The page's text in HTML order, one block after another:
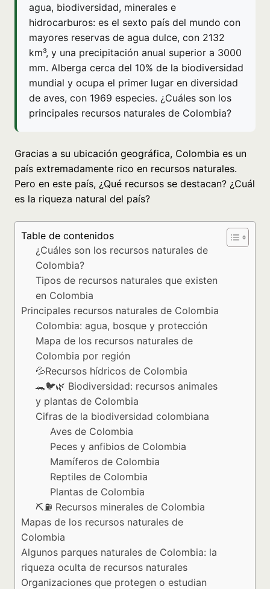
agua, biodiversidad, minerales e
hidrocarburos: es el sexto país del mundo con
mayores reservas de agua dulce, con 2132
km³, y una precipitación anual superior a 3000
mm. Alberga cerca del 10% de la biodiversidad
mundial y ocupa el primer lugar en diversidad
de aves, con 1969 especies. ¿Cuáles son los
principales recursos naturales de Colombia?
Gracias a su ubicación geográfica, Colombia es un
país extremadamente rico en recursos naturales.
Pero en este país, ¿Qué recursos se destacan? ¿Cuál
es la riqueza natural del país?
Table de contenidos
¿Cuáles son los recursos naturales de
Colombia?
Tipos de recursos naturales que existen
en Colombia
Principales recursos naturales de Colombia
Colombia: agua, bosque y protección
Mapa de los recursos naturales de
Colombia por región
💦Recursos hídricos de Colombia
🐊🐦🌿 Biodiversidad: recursos animales
y plantas de Colombia
Cifras de la biodiversidad colombiana
Aves de Colombia
Peces y anfibios de Colombia
Mamíferos de Colombia
Reptiles de Colombia
Plantas de Colombia
⛏⛽ Recursos minerales de Colombia
Mapas de los recursos naturales de
Colombia
Algunos parques naturales de Colombia: la
riqueza oculta de recursos naturales
Organizaciones que protegen o estudian